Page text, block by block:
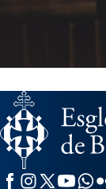
Facebook
Instagram
X / Twitter